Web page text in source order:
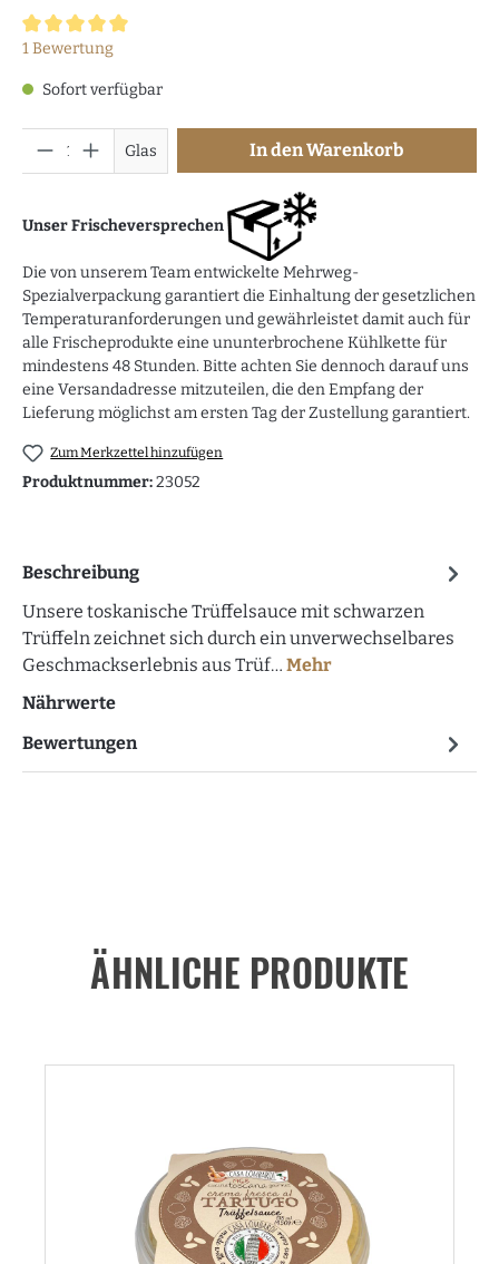
Durchschnittliche Bewertung von 5 von 5 Sternen
1 Bewertung
Sofort verfügbar
Glas In den Warenkorb
Unser Frischeversprechen
Die von unserem Team entwickelte Mehrweg-
Spezialverpackung garantiert die Einhaltung der gesetzlichen
Temperaturanforderungen und gewährleistet damit auch für
alle Frischeprodukte eine ununterbrochene Kühlkette für
mindestens 48 Stunden. Bitte achten Sie dennoch darauf uns
eine Versandadresse mitzuteilen, die den Empfang der
Lieferung möglichst am ersten Tag der Zustellung garantiert.
Zum Merkzettel hinzufügen
Produktnummer:23052
Beschreibung
Unsere toskanische Trüffelsauce mit schwarzen
Trüffeln zeichnet sich durch ein unverwechselbares
Geschmackserlebnis aus Trüf… Mehr
Nährwerte
Bewertungen
ÄHNLICHE PRODUKTE